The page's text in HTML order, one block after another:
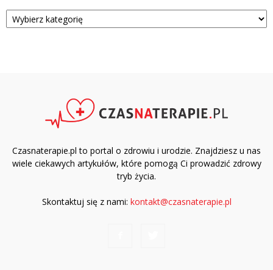
Kategorie
Czasnaterapie.pl to portal o zdrowiu i urodzie. Znajdziesz u nas
wiele ciekawych artykułów, które pomogą Ci prowadzić zdrowy
tryb życia.
Skontaktuj się z nami: kontakt@czasnaterapie.pl